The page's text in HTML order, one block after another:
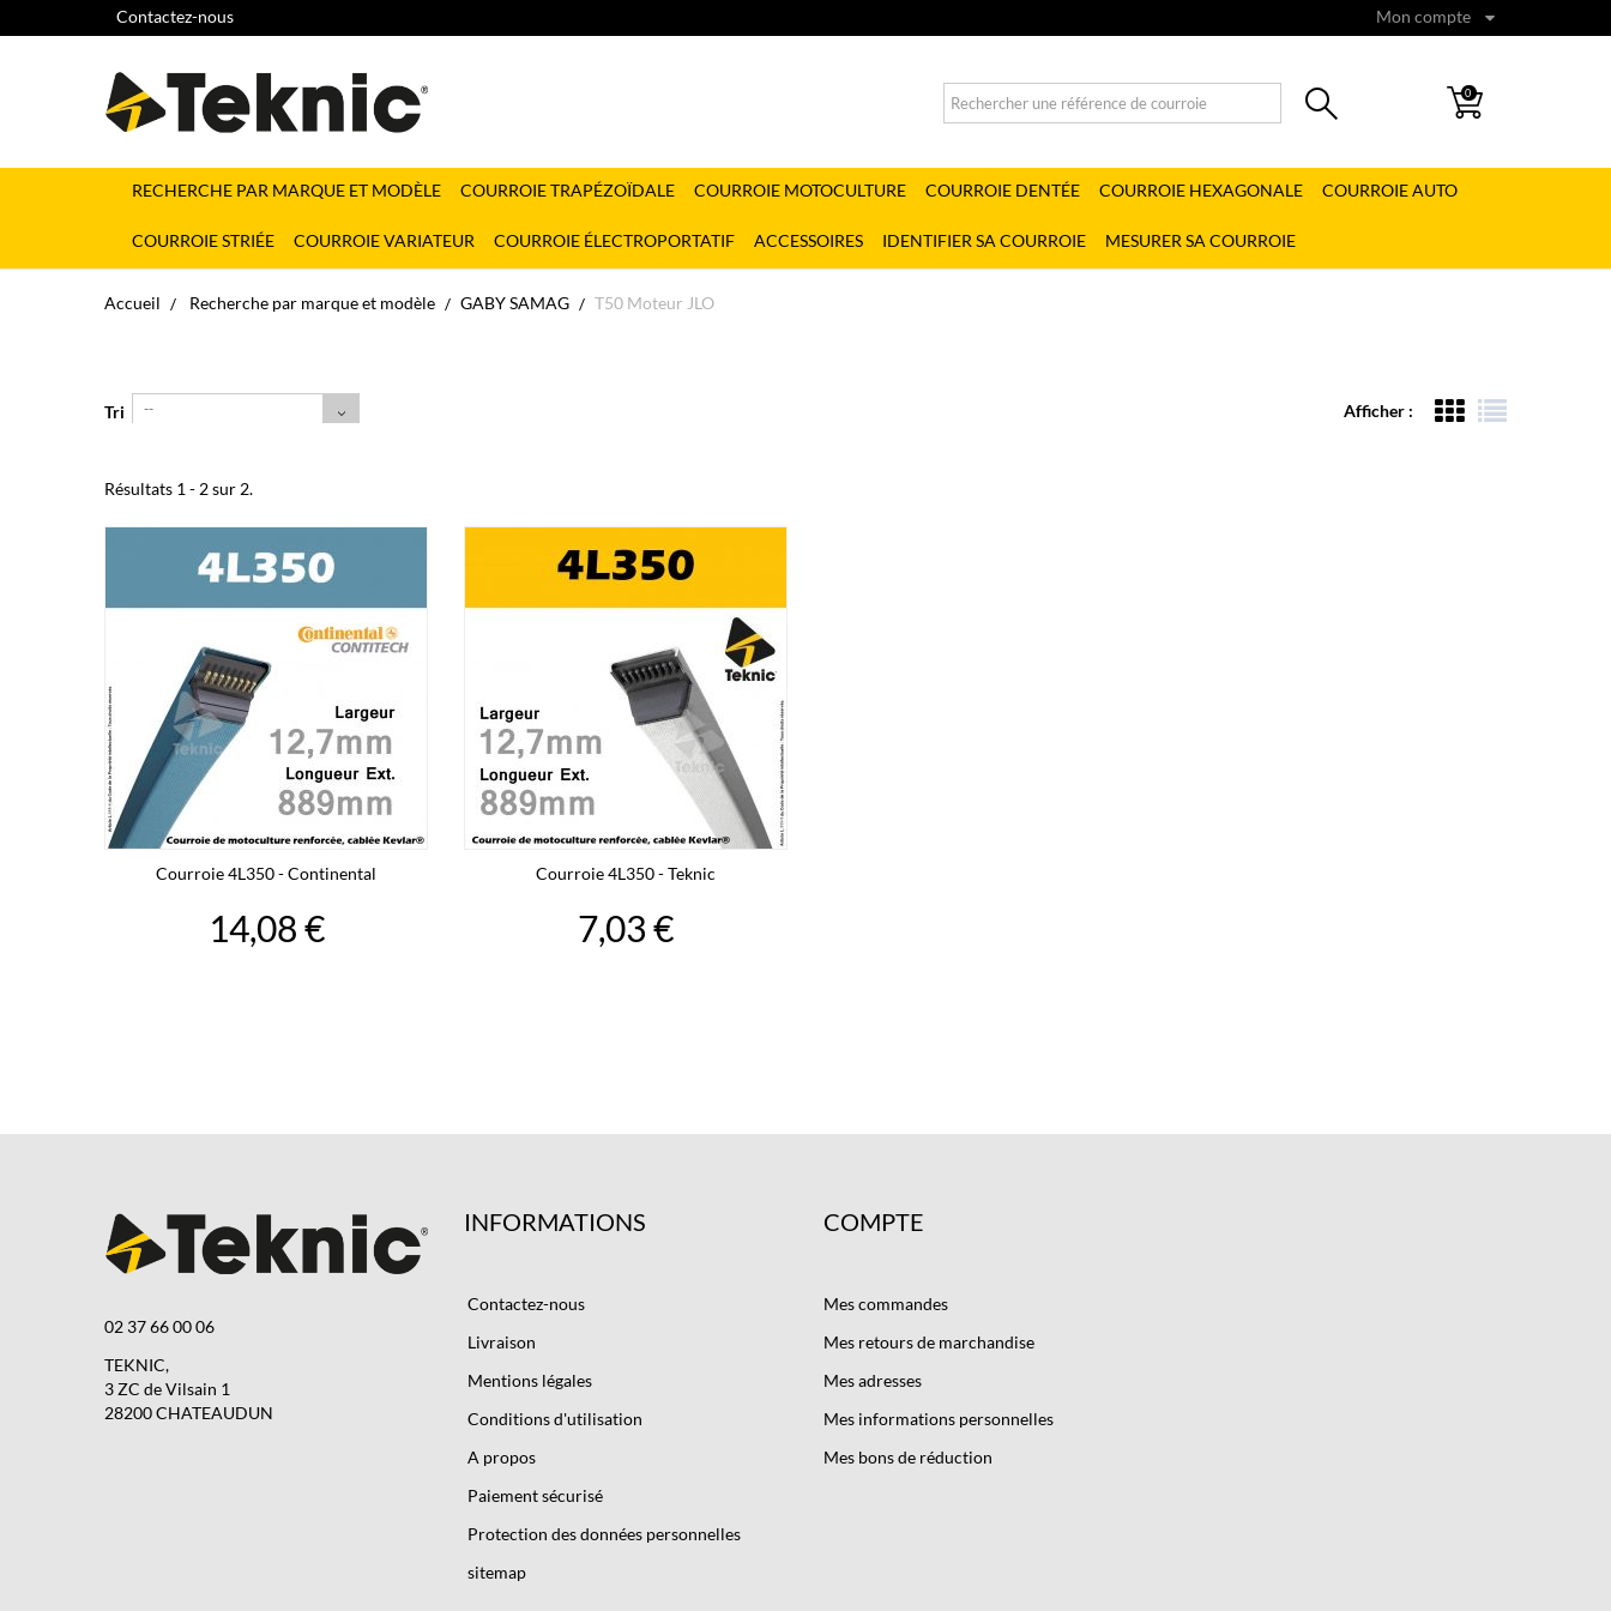
Mon compte
Contactez-nous
0
RECHERCHE PAR MARQUE ET MODÈLE COURROIE TRAPÉZOÏDALE COURROIE MOTOCULTURE COURROIE DENTÉE COURROIE HEXAGONALE COURROIE AUTO
COURROIE STRIÉE COURROIE VARIATEUR COURROIE ÉLECTROPORTATIF ACCESSOIRES IDENTIFIER SA COURROIE MESURER SA COURROIE
Accueil Recherche par marque et modèle GABY SAMAG T50 Moteur JLO
Afficher :
Tri --
Résultats 1 - 2 sur 2.
Courroie 4L350 - Continental
14,08 €
Courroie 4L350 - Teknic
7,03 €
02 37 66 00 06
TEKNIC,
3 ZC de Vilsain 1
28200 CHATEAUDUN
INFORMATIONS
Contactez-nous
Livraison
Mentions légales
Conditions d'utilisation
A propos
Paiement sécurisé
Protection des données personnelles
sitemap
COMPTE
Mes commandes
Mes retours de marchandise
Mes adresses
Mes informations personnelles
Mes bons de réduction